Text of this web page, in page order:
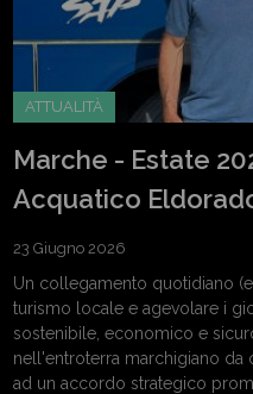
ATTUALITÀ
Marche - Estate
Acquatico
23 Giugno 2026
Un collegamento quotidiano
turismo locale e agevolare i
sostenibile, economico e
nell'entroterra marchigiano da
ad un accordo strategico